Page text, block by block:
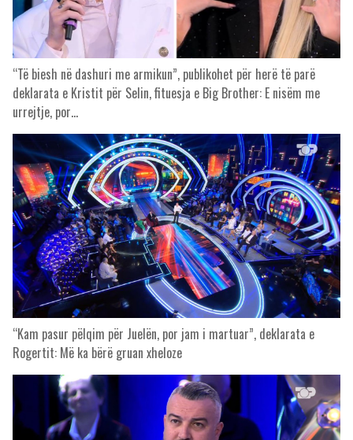
“Të biesh në dashuri me armikun”, publikohet për herë të parë
deklarata e Kristit për Selin, fituesja e Big Brother: E nisëm me
urrejtje, por…
“Kam pasur pëlqim për Juelën, por jam i martuar”, deklarata e
Rogertit: Më ka bërë gruan xheloze